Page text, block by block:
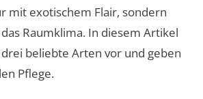
mit exotischem Flair, sondern
Raumklima. In diesem Artikel
beliebte Arten vor und geben
Pflege.